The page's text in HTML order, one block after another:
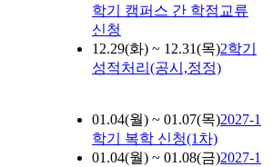
학기 캠퍼스 간 학점교류
신청
12.29(화) ~ 12.31(목)2학기
성적처리(공시,정정)
01.04(월) ~ 01.07(목)2027-1
학기 복학 신청(1차)
01.04(월) ~ 01.08(금)2027-1